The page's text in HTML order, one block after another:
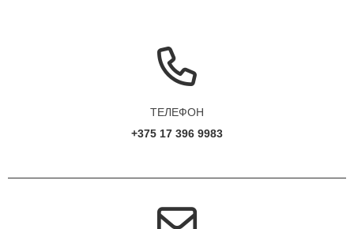
ТЕЛЕФОН
+375 17 396 9983